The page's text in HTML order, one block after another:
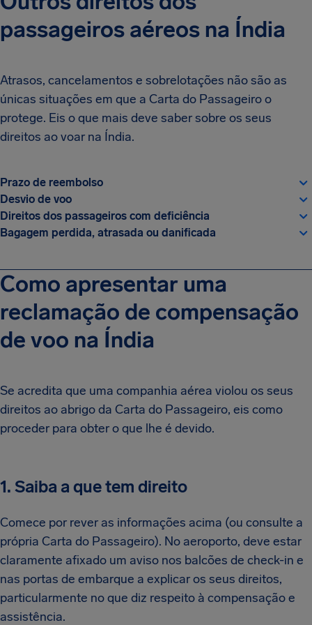
passageiros aéreos na Índia
Atrasos, cancelamentos e sobrelotações não são as
únicas situações em que a Carta do Passageiro o
protege. Eis o que mais deve saber sobre os seus
direitos ao voar na Índia.
Prazo de reembolso
Desvio de voo
Direitos dos passageiros com deficiência
Bagagem perdida, atrasada ou danificada
Como apresentar uma
reclamação de compensação
de voo na Índia
Se acredita que uma companhia aérea violou os seus
direitos ao abrigo da Carta do Passageiro, eis como
proceder para obter o que lhe é devido.
1. Saiba a que tem direito
Comece por rever as informações acima (ou consulte a
própria Carta do Passageiro). No aeroporto, deve estar
claramente afixado um aviso nos balcões de check-in e
nas portas de embarque a explicar os seus direitos,
particularmente no que diz respeito à compensação e
assistência.